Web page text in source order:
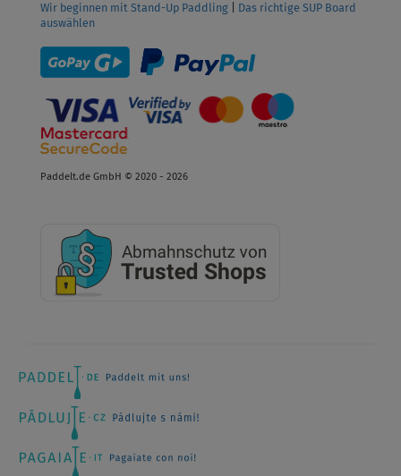
Wir beginnen mit Stand-Up Paddling
Das richtige SUP Board
auswählen
Paddelt.de GmbH © 2020 - 2026